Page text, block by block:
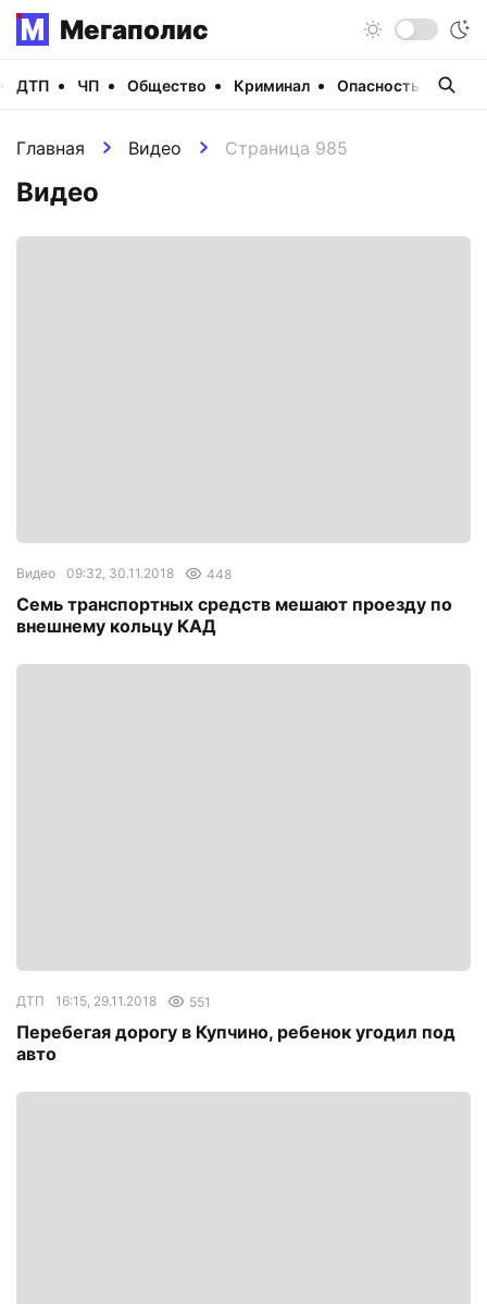
Мегаполис
ДТП ЧП Общество Криминал Опасность
Главная Видео Страница 985
Видео
Видео 09:32, 30.11.2018 448
Семь транспортных средств мешают проезду по
внешнему кольцу КАД
ДТП 16:15, 29.11.2018 551
Перебегая дорогу в Купчино, ребенок угодил под
авто